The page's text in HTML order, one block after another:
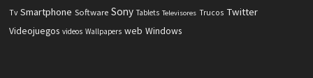
Tv Smartphone Software Sony Tablets Televisores Trucos Twitter
Videojuegos videos Wallpapers web Windows